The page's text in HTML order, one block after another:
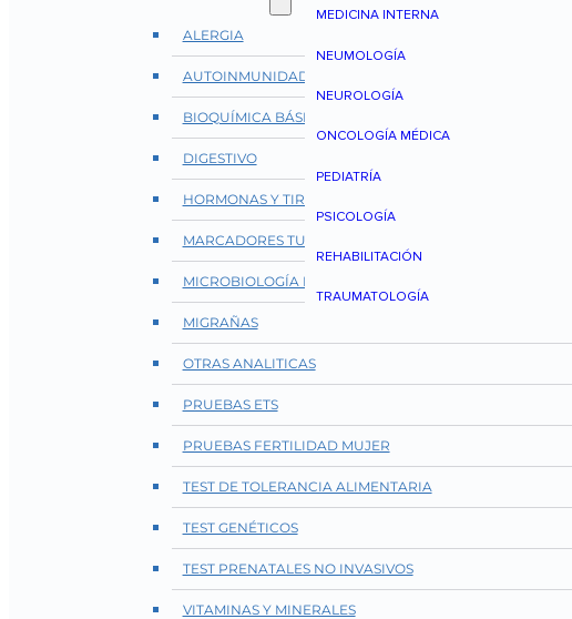
MEDICINA INTERNA
NEUMOLOGÍA
NEUROLOGÍA
ONCOLOGÍA MÉDICA
PEDIATRÍA
PSICOLOGÍA
REHABILITACIÓN
TRAUMATOLOGÍA
ALERGIA
AUTOINMUNIDAD Y REUMATOLOGÍA
BIOQUÍMICA BÁSICA
DIGESTIVO
HORMONAS Y TIROIDES
MARCADORES TUMORALES
MICROBIOLOGÍA E INFECCIONES
MIGRAÑAS
OTRAS ANALITICAS
PRUEBAS ETS
PRUEBAS FERTILIDAD MUJER
TEST DE TOLERANCIA ALIMENTARIA
TEST GENÉTICOS
TEST PRENATALES NO INVASIVOS
VITAMINAS Y MINERALES